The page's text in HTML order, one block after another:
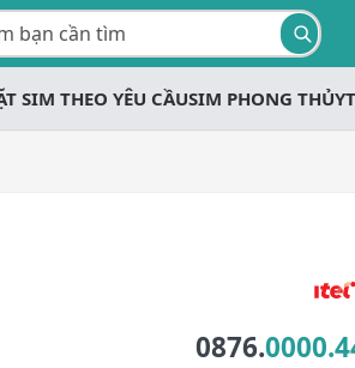
SIM THEO YÊU CẦUSIM PHONG THỦY
0876.